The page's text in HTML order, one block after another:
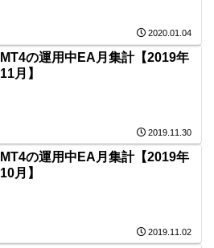
2020.01.04
MT4の運用中EA月集計【2019年
11月】
2019.11.30
MT4の運用中EA月集計【2019年
10月】
2019.11.02